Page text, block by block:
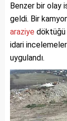
Benzer bir olay
geldi. Bir
araziye döktüğü
idari
uygulandı.